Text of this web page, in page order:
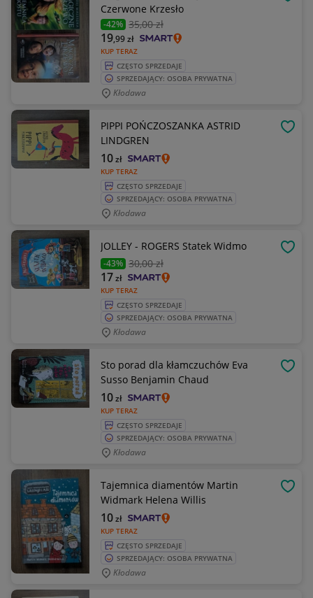
Czerwone Krzesło
-42% 35,00 zł
KUP TERAZ
19,99zł
CZĘSTO SPRZEDAJE
SPRZEDAJĄCY: OSOBA PRYWATNA
Kłodawa
PIPPI POŃCZOSZANKA ASTRID
LINDGREN
KUP TERAZ
10zł
CZĘSTO SPRZEDAJE
SPRZEDAJĄCY: OSOBA PRYWATNA
Kłodawa
JOLLEY - ROGERS Statek Widmo
-43% 30,00 zł
KUP TERAZ
17zł
CZĘSTO SPRZEDAJE
SPRZEDAJĄCY: OSOBA PRYWATNA
Kłodawa
Sto porad dla kłamczuchów Eva
Susso Benjamin Chaud
KUP TERAZ
10zł
CZĘSTO SPRZEDAJE
SPRZEDAJĄCY: OSOBA PRYWATNA
Kłodawa
Tajemnica diamentów Martin
Widmark Helena Willis
KUP TERAZ
10zł
CZĘSTO SPRZEDAJE
SPRZEDAJĄCY: OSOBA PRYWATNA
Kłodawa